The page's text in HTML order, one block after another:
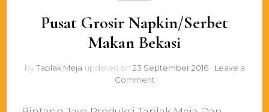
Pusat Grosir Napkin/Serbet
Makan Bekasi
byTaplak Meja updated on 23 September 2016
Leave a
Commenton